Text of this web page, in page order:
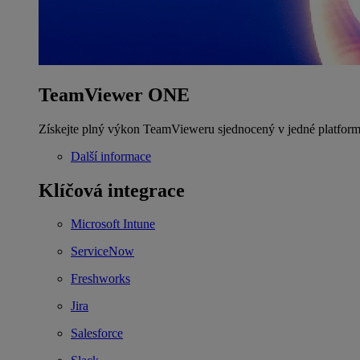
TeamViewer ONE
Získejte plný výkon TeamVieweru sjednocený v jedné
Další informace
Klíčová integrace
Microsoft Intune
ServiceNow
Freshworks
Jira
Salesforce